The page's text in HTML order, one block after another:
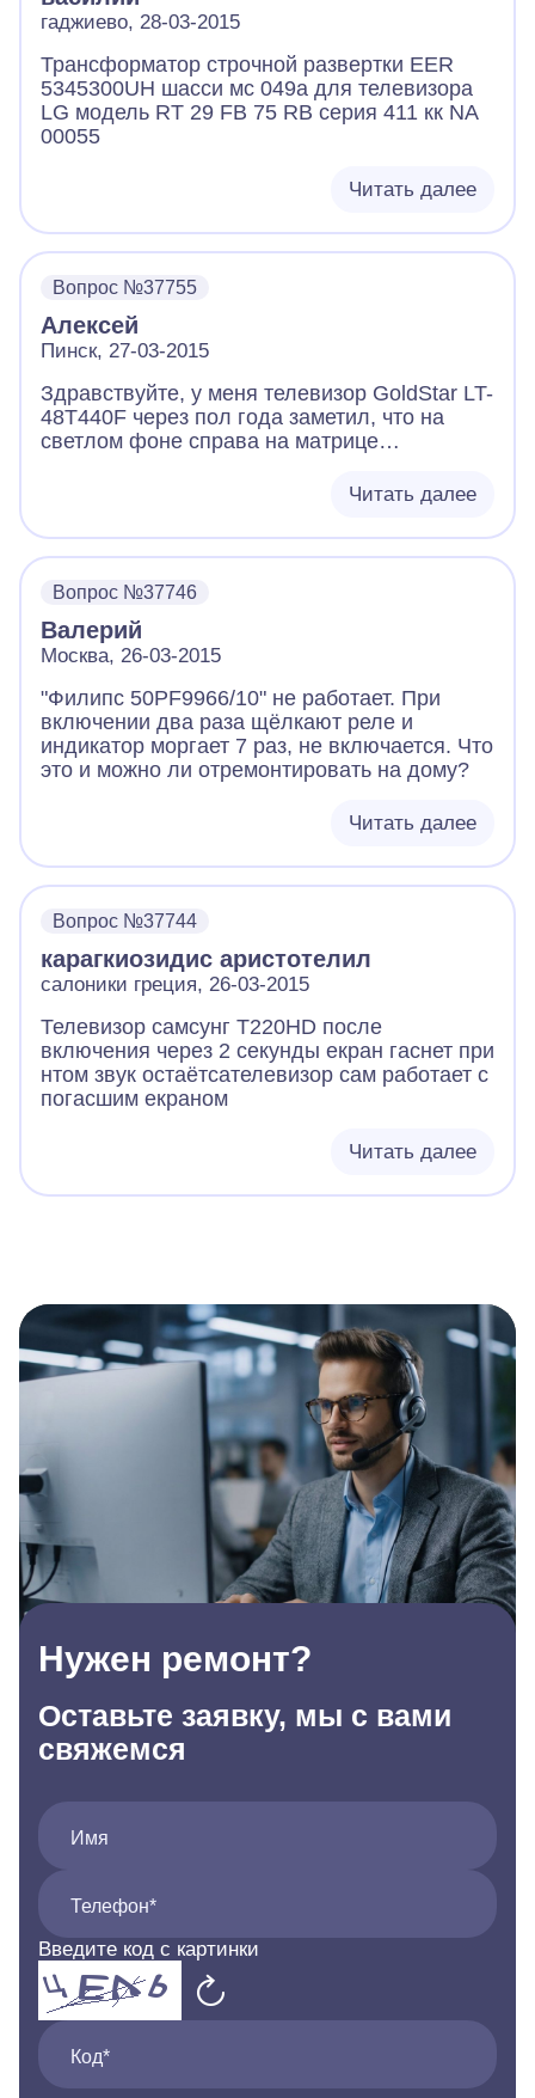
гаджиево, 28-03-2015
Трансформатор строчной развертки EER
5345300UH шасси мс 049а для телевизора
LG модель RT 29 FB 75 RB серия 411 кк NA
00055
Читать далее
Вопрос №37755
Алексей
Пинск, 27-03-2015
Здравствуйте, у меня телевизор GoldStar LT-
48T440F через пол года заметил, что на
светлом фоне справа на матрице
вертикальные изогнутые полоски,и еще
откуда идут все ети полосы, как бы там что
то завернулось, как будто матрица, или что
то завернулось немного, и от етого идут ети
вертикальные полосы, подскажите в чем же
может быть проблема??? Заранее спасибо
Читать далее
Вопрос №37746
Валерий
Москва, 26-03-2015
"Филипс 50PF9966/10" не работает. При
включении два раза щёлкают реле и
индикатор моргает 7 раз, не включается. Что
это и можно ли отремонтировать на дому?
Читать далее
Вопрос №37744
карагкиозидис аристотелил
салоники греция, 26-03-2015
Телевизор самсунг T220HD после
включения через 2 секунды екран гаснет при
нтом звук остаётсателевизор сам работает с
погасшим екраном
Читать далее
Нужен ремонт?
Оставьте заявку, мы с вами
свяжемся
Имя
Телефон*
Введите код с картинки
Код*